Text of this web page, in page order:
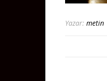
Yazar: metin